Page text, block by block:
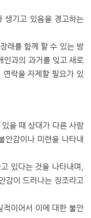
생기고 있음을 경고하는
래를 함께 할 수 있는 방
인과의 과거를 잊고 새로
락을 자제할 필요가 있
을 때 상대가 다른 사람
안감이나 미련을 나타내
있다는 것을 나타내며,
감이 드러나는 징조라고
이어서 이에 대한 불안